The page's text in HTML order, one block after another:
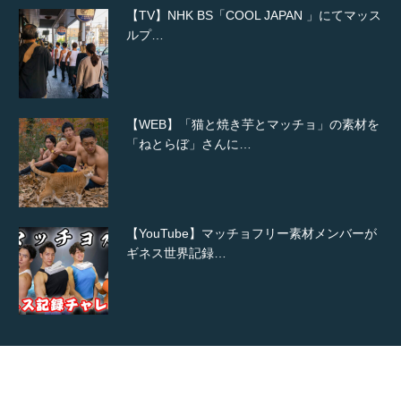
【TV】NHK BS「COOL JAPAN 」にてマッス
ルプ…
【WEB】「猫と焼き芋とマッチョ」の素材を
「ねとらぼ」さんに…
【YouTube】マッチョフリー素材メンバーが
ギネス世界記録…